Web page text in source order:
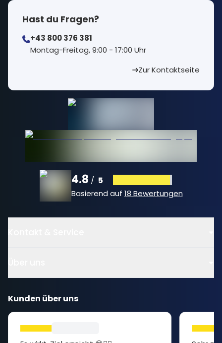
Hast du Fragen?
+43 800 376 381
⁠Montag-Freitag, 9:00 - 17:00 Uhr
Zur Kontaktseite
4.8 / 5
Basierend auf 18 Bewertungen
Kunden über uns